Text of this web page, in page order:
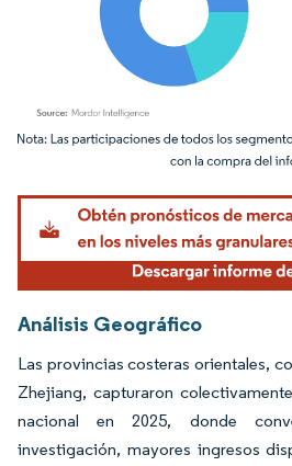
Imagen © Mordor Intelligence. El uso requiere
Análisis Geográfico
Las provincias costeras orientales,
Zhejiang, capturaron
nacional en 2025, donde
investigación, mayores ingresos